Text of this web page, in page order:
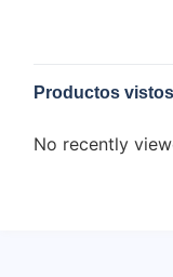
Productos
No recently